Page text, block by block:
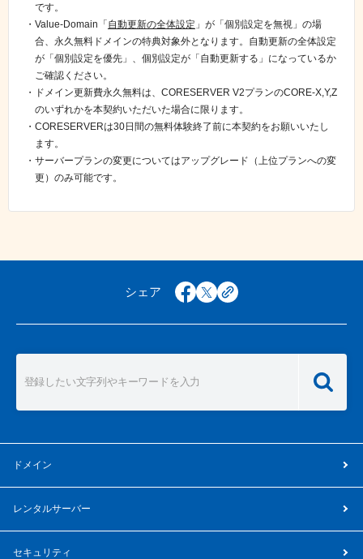
です。
Value-Domain「自動更新の全体設定 」が「個別設定を無視」の場
合、永久無料ドメインの特典対象外となります。 自動更新の全体設定
が「個別設定を優先」、個別設定が「自動更新する」になっているか
ご確認ください。
ドメイン更新費永久無料は、CORESERVER V2プランのCORE-X,Y,Z
のいずれかを本契約いただいた場合に限ります。
CORESERVERは30日間の無料体験終了前に本契約をお願いいたし
ます。
サーバープランの変更についてはアップグレード（上位プランへの変
更）のみ可能です。
シェア facebook
x copy
ドメイン
レンタルサーバー
セキュリティ